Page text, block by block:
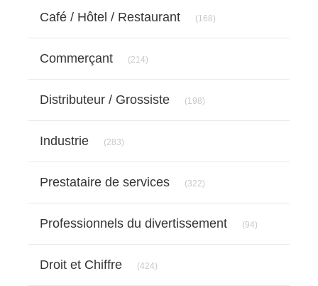
Café / Hôtel / Restaurant (168)
Commerçant (214)
Distributeur / Grossiste (198)
Industrie (283)
Prestataire de services (322)
Professionnels du divertissement (94)
Droit et Chiffre (424)